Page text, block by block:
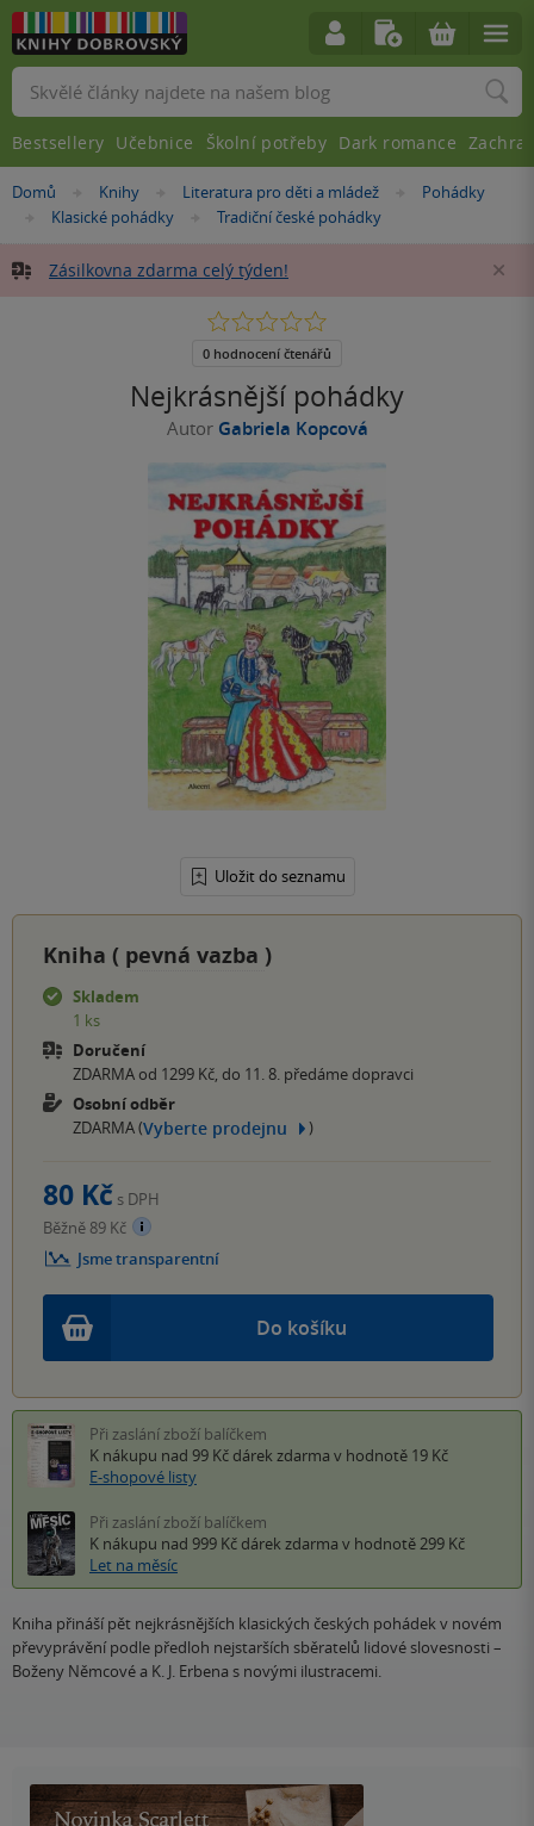
Nacházíte
Domů »Knihy »Literatura pro děti a mládež »Pohádky
»
Klasické pohádky »
Tradiční české pohádky
Zásilkovna zdarma celý týden!
Nejkrásnější pohádky
Autor Gabriela Kopcová
Uložit do seznamu
0.0
5
0 hodnocení čtenářů
Kniha ( pevná vazba )
Skladem
1 ks
Doručení
ZDARMA od 1299 Kč, do 11. 8. předáme dopravci
Osobní odběr
ZDARMA (Vyberte prodejnu )
Do košíku
80 Kč s DPH
Běžně 89 Kč
Jsme transparentní
Při zaslání zboží balíčkem
K nákupu nad 99 Kč dárek zdarma v hodnotě 19 Kč
E-shopové listy
Při zaslání zboží balíčkem
K nákupu nad 999 Kč dárek zdarma v hodnotě 299 Kč
Let na měsíc
Kniha přináší pět nejkrásnějších klasických českých pohádek v novém
převyprávění podle předloh nejstarších sběratelů lidové slovesnosti –
Boženy Němcové a K. J. Erbena s novými ilustracemi.
Vyhledávání
Bestsellery Učebnice Školní potřeby Dark romance